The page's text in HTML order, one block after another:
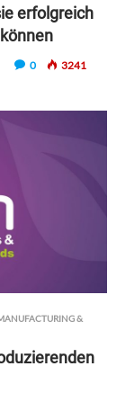
erfolgreich
0 3241
&